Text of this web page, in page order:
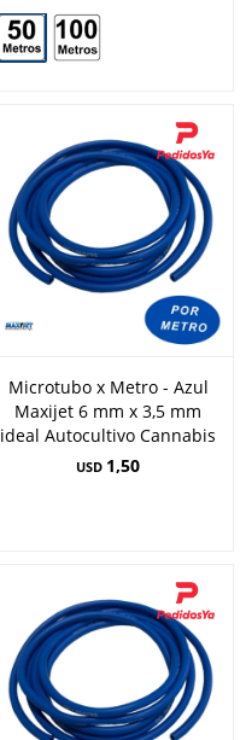
Microtubo x Metro - Azul
Maxijet 6 mm x 3,5 mm
ideal Autocultivo Cannabis
USD 1,50